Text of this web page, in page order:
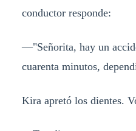
conductor responde:
—"Señorita, hay un
cuarenta minutos,
Kira apretó los dientes.